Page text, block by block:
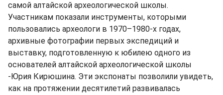
самой алтайской археологической школы.
Участникам показали инструменты, которыми
пользовались археологи в 1970–1980-х годах,
архивные фотографии первых экспедиций и
выставку, подготовленную к юбилею одного из
основателей алтайской археологической школы
-Юрия Кирюшина. Эти экспонаты позволили увидеть,
как на протяжении десятилетий развивалась